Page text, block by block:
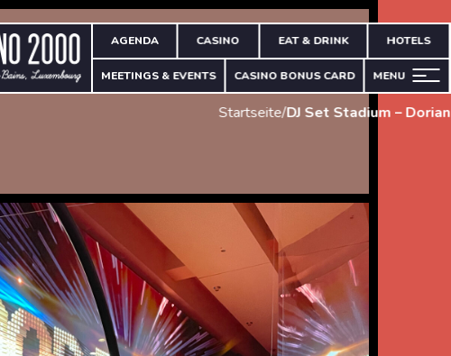
AGENDA CASINO EAT & DRINK HOTELS
MEETINGS & EVENTS CASINO BONUS CARD MENU
Startseite/DJ Set Stadium – Dorian